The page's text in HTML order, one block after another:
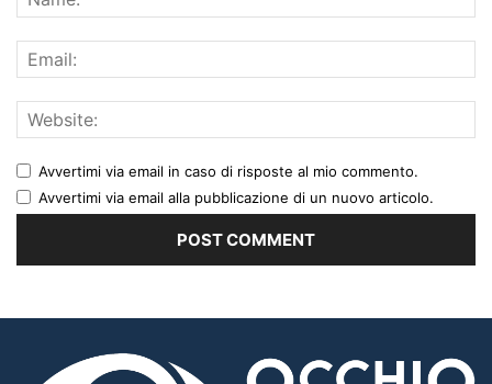
Avvertimi via email in caso di risposte al mio commento.
Avvertimi via email alla pubblicazione di un nuovo articolo.